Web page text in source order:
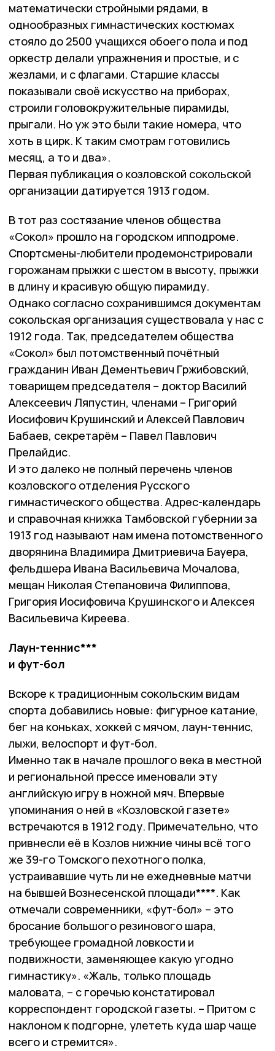
математически стройными рядами, в
однообразных гимнастических костюмах
стояло до 2500 учащихся обоего пола и под
оркестр делали упражнения и простые, и с
жезлами, и с флагами. Старшие классы
показывали своё искусство на приборах,
строили головокружительные пирамиды,
прыгали. Но уж это были такие номера, что
хоть в цирк. К таким смотрам готовились
месяц, а то и два».
Первая публикация о козловской сокольской
организации датируется 1913 годом.
В тот раз состязание членов общества
«Сокол» прошло на городском ипподроме.
Спортсмены-любители продемонстрировали
горожанам прыжки с шестом в высоту, прыжки
в длину и красивую общую пирамиду.
Однако согласно сохранившимся документам
сокольская организация существовала у нас с
1912 года. Так, председателем общества
«Сокол» был потомственный почётный
гражданин Иван Дементьевич Гржибовский,
товарищем председателя – доктор Василий
Алексеевич Ляпустин, членами – Григорий
Иосифович Крушинский и Алексей Павлович
Бабаев, секретарём – Павел Павлович
Прелайдис.
И это далеко не полный перечень членов
козловского отделения Русского
гимнастического общества. Адрес-календарь
и справочная книжка Тамбовской губернии за
1913 год называют нам имена потомственного
дворянина Владимира Дмитриевича Бауера,
фельдшера Ивана Васильевича Мочалова,
мещан Николая Степановича Филиппова,
Григория Иосифовича Крушинского и Алексея
Васильевича Киреева.
Лаун-теннис***
и фут-бол
Вскоре к традиционным сокольским видам
спорта добавились новые: фигурное катание,
бег на коньках, хоккей с мячом, лаун-теннис,
лыжи, велоспорт и фут-бол.
Именно так в начале прошлого века в местной
и региональной прессе именовали эту
английскую игру в ножной мяч. Впервые
упоминания о ней в «Козловской газете»
встречаются в 1912 году. Примечательно, что
привнесли её в Козлов нижние чины всё того
же 39-го Томского пехотного полка,
устраивавшие чуть ли не ежедневные матчи
на бывшей Вознесенской площади****. Как
отмечали современники, «фут-бол» – это
бросание большого резинового шара,
требующее громадной ловкости и
подвижности, заменяющее какую угодно
гимнастику». «Жаль, только площадь
маловата, – с горечью констатировал
корреспондент городской газеты. – Притом с
наклоном к подгорне, улететь куда шар чаще
всего и стремится».